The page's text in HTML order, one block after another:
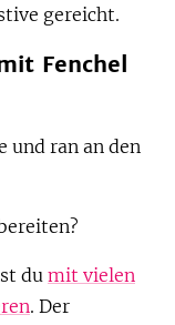
gereicht.
Fenchel
und ran an den
du mit vielen
. Der